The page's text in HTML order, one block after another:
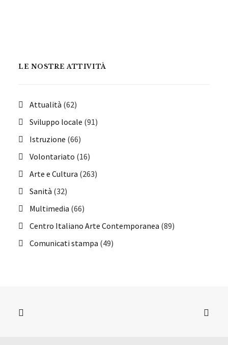
LE NOSTRE ATTIVITÀ
Attualità (62)
Sviluppo locale (91)
Istruzione (66)
Volontariato (16)
Arte e Cultura (263)
Sanità (32)
Multimedia (66)
Centro Italiano Arte Contemporanea (89)
Comunicati stampa (49)